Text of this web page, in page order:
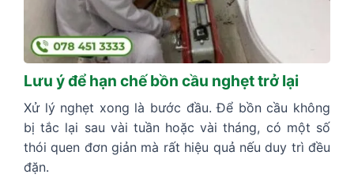
Lưu ý để hạn chế bồn cầu nghẹt trở lại
Xử lý nghẹt xong là bước đầu. Để bồn cầu không
bị tắc lại sau vài tuần hoặc vài tháng, có một số
thói quen đơn giản mà rất hiệu quả nếu duy trì đều
đặn.